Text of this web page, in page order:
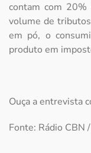
contam com 20%
volume de
em pó, o
produto em
Ouça a entrevista
Fonte: Rádio CBN